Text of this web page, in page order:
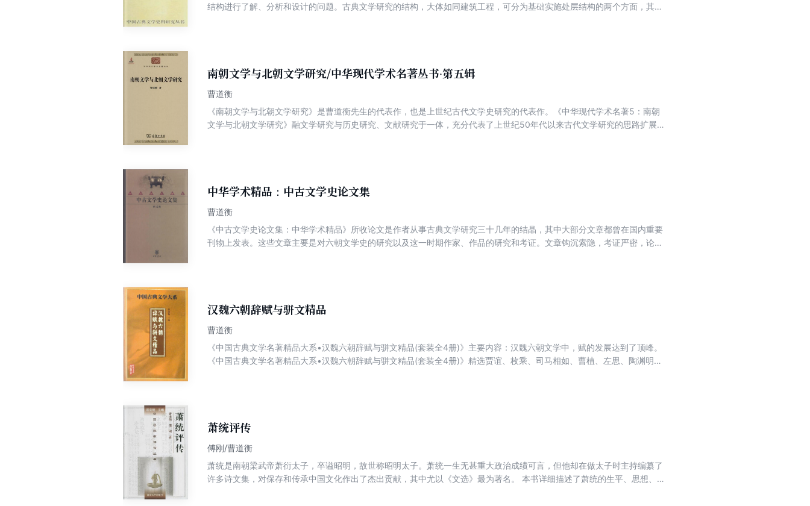
结构进行了解、分析和设计的问题。古典文学研究的结构，大体如同建筑工程，可分为基础实施处层结构的两个方面，其础
套史料书。
南朝文学与北朝文学研究/中华现代学术名著丛书·第五辑
曹道衡
《南朝文学与北朝文学研究》是曹道衡先生的代表作，也是上世纪古代文学史研究的代表作。《中华现代学术名著5：南朝
文学与北朝文学研究》融文学研究与历史研究、文献研究于一体，充分代表了上世纪50年代以来古代文学研究的思路扩展。
中华学术精品：中古文学史论文集
曹道衡
《中古文学史论文集：中华学术精品》所收论文是作者从事古典文学研究三十几年的结晶，其中大部分文章都曾在国内重要
刊物上发表。这些文章主要是对六朝文学史的研究以及这一时期作家、作品的研究和考证。文章钩沉索隐，考证严密，论证
汉魏六朝辞赋与骈文精品
曹道衡
《中国古典文学名著精品大系•汉魏六朝辞赋与骈文精品(套装全4册)》主要内容：汉魏六朝文学中，赋的发展达到了顶峰。
《中国古典文学名著精品大系•汉魏六朝辞赋与骈文精品(套装全4册)》精选贾谊、枚乘、司马相如、曹植、左思、陶渊明、
朝。出现了“文”、“笔”的对立。所谓“文”，就是专尚辞藻华丽，受字句和声律约柬韵骈文。
萧统评传
傅刚/曹道衡
萧统是南朝梁武帝萧衍太子，卒谥昭明，故世称昭明太子。萧统一生无甚重大政治成绩可言，但他却在做太子时主持编纂了
许多诗文集，对保存和传承中国文化作出了杰出贡献，其中尤以《文选》最为著名。 本书详细描述了萧统的生平、思想、创